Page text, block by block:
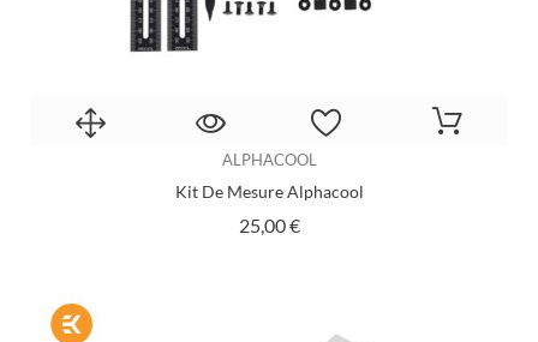
ALPHACOOL
Kit De Mesure Alphacool
25,00 €Prix